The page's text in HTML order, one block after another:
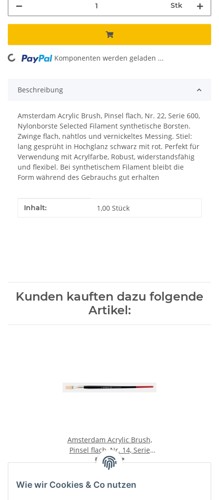
Wie wir Cookies & Co nutzen
Stk
Loading... Komponenten werden geladen ...
Beschreibung
Amsterdam Acrylic Brush, Pinsel flach, Nr. 22, Serie 600,
Nylonborste Selected Filament synthetische Borsten.
Zwinge flach, nahtlos und vernickeltes Messing. Stiel:
lang gesprüht in Hochglanz schwarz mit rot. Perfekt für
Verwendung mit Acrylfarbe, Robust, widerstandsfähig
und flexibel. Bei synthetischem Filament bleibt die
Form während des Gebrauchs gut erhalten
Produkteigenschaft
Wert
Inhalt: 1,00 Stück
Kunden kauften dazu folgende
Artikel:
Amsterdam Acrylic Brush,
Pinsel flach, Nr. 14, Serie
600
5,50 € *
5,50 € pro 1 Stück